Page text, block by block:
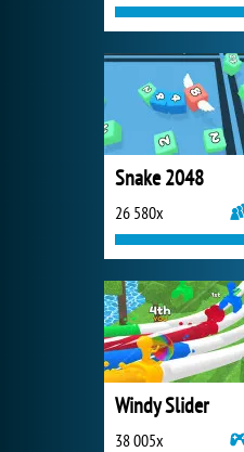
Snake 2048
26 580x
Windy Slider
38 005x